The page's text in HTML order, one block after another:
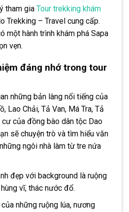
tham gia Tour trekking khám
Trekking – Travel cung cấp.
một hành trình khám phá Sapa
vẹn.
đáng nhớ trong tour
những bản làng nổi tiếng của
Lao Chải, Tả Van, Má Tra, Tả
cư của đồng bào dân tộc Dao
sẽ chuyện trò và tìm hiểu văn
ngôi nhà làm từ tre nứa
đẹp với background là ruộng
vĩ, thác nước đổ.
những ruộng lúa, nương